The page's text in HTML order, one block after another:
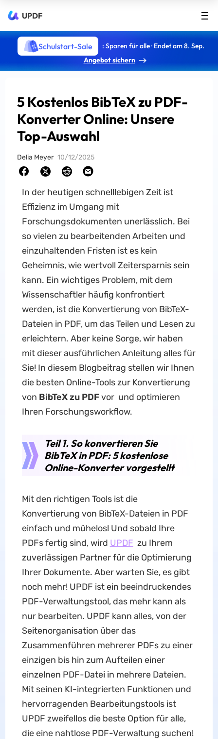
UPDF
Schulstart-Sale
: Sparen für alle · Endet am 8. Sep.
Angebot sichern
5 Kostenlos BibTeX zu PDF-
Konverter Online: Unsere
Top-Auswahl
Delia Meyer 10/12/2025
In der heutigen schnelllebigen Zeit ist
Effizienz im Umgang mit
Forschungsdokumenten unerlässlich. Bei
so vielen zu bearbeitenden Arbeiten und
einzuhaltenden Fristen ist es kein
Geheimnis, wie wertvoll Zeitersparnis sein
kann. Ein wichtiges Problem, mit dem
Wissenschaftler häufig konfrontiert
werden, ist die Konvertierung von BibTeX-
Dateien in PDF, um das Teilen und Lesen zu
erleichtern. Aber keine Sorge, wir haben
mit dieser ausführlichen Anleitung alles für
Sie! In diesem Blogbeitrag stellen wir Ihnen
die besten Online-Tools zur Konvertierung
von BibTeX zu PDFvor und optimieren
Ihren Forschungsworkflow.
Teil 1. So konvertieren Sie
BibTeX in PDF: 5 kostenlose
Online-Konverter vorgestellt
Mit den richtigen Tools ist die
Konvertierung von BibTeX-Dateien in PDF
einfach und mühelos! Und sobald Ihre
PDFs fertig sind, wird UPDF zu Ihrem
zuverlässigen Partner für die Optimierung
Ihrer Dokumente. Aber warten Sie, es gibt
noch mehr! UPDF ist ein beeindruckendes
PDF-Verwaltungstool, das mehr kann als
nur bearbeiten. UPDF kann alles, von der
Seitenorganisation über das
Zusammenführen mehrerer PDFs zu einer
einzigen bis hin zum Aufteilen einer
einzelnen PDF-Datei in mehrere Dateien.
Mit seinen KI-integrierten Funktionen und
hervorragenden Bearbeitungstools ist
UPDF zweifellos die beste Option für alle,
die eine nahtlose PDF-Verwaltung suchen!